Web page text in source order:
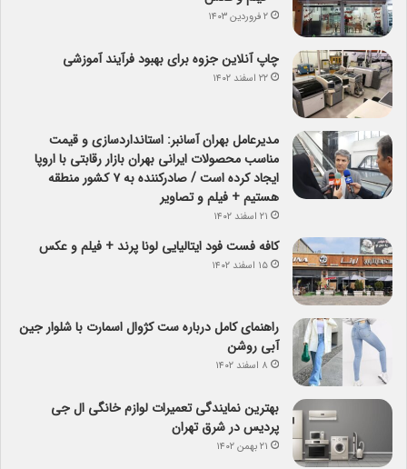
۲ فروردین ۱۴۰۳
چاپ آنلاین جزوه برای بهبود فرآیند آموزشی
۲۲ اسفند ۱۴۰۲
مدیرعامل بهران آسانبر: استانداردسازی و قیمت
مناسب محصولات ایرانی بهران بازار رقابتی با اروپا
ایجاد کرده است / صادرکننده به ۷ کشور منطقه
هستیم + فیلم و تصاویر
۲۱ اسفند ۱۴۰۲
کافه فست فود ایتالیایی لونا پرند + فیلم و عکس
۱۵ اسفند ۱۴۰۲
راهنمای کامل درباره ست کژوال اسمارت با شلوار جین
آبی روشن
۸ اسفند ۱۴۰۲
بهترین نمایندگی تعمیرات لوازم خانگی ال جی
پردیس در شرق تهران
۲۱ بهمن ۱۴۰۲